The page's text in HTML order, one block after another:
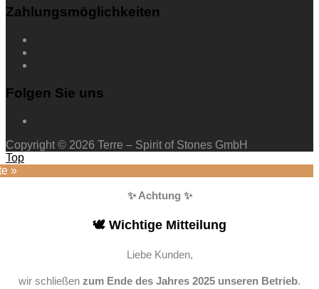
Zahlungsmöglichkeiten
Folgen Sie uns
Copyright © 2026 Terre – Spirit of Stones GmbH
Top
»
✨ Achtung ✨
🕊️ Wichtige Mitteilung
Liebe Kunden,
wir schließen zum Ende des Jahres 2025 unseren Betrieb.